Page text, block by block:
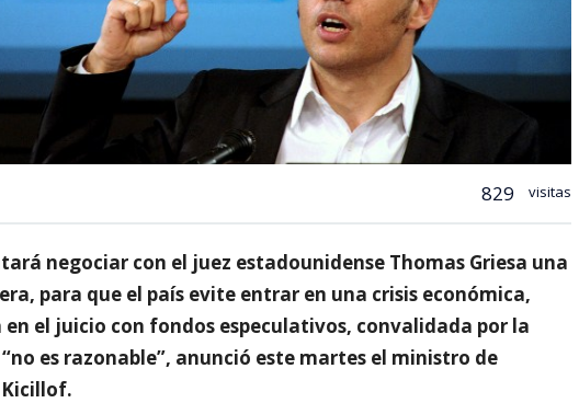
829 visitas
negociar con el juez estadounidense Thomas Griesa una
para que el país evite entrar en una crisis económica,
en el juicio con fondos especulativos, convalidada por la
es razonable”, anunció este martes el ministro de